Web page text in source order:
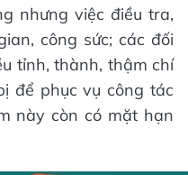
nhưng việc điều tra,
công sức; các đối
tỉnh, thành, thậm chí
để phục vụ công tác
này còn có mặt hạn